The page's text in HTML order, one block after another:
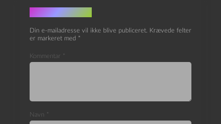
Skriv et svar
Din e-mailadresse vil ikke blive publiceret. Krævede felter
er markeret med *
Kommentar *
Navn *